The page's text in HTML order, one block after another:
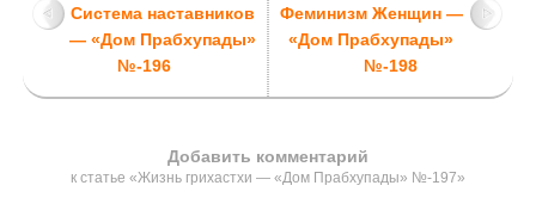
Система наставников
— «Дом Прабхупады»
№-196
Феминизм Женщин —
«Дом Прабхупады»
№-198
Добавить комментарий
к статье «Жизнь грихастхи — «Дом Прабхупады» №-197»